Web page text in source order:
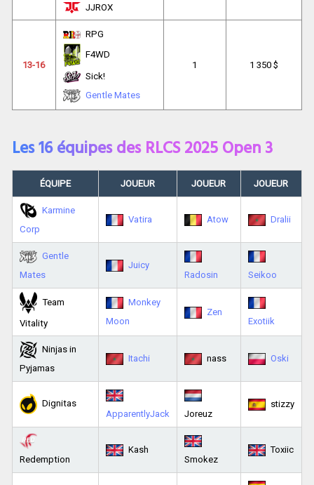
JJROX
13-16
RPG
F4WD
Sick!
Gentle Mates
1 1 350 $
Les 16 équipes des RLCS 2025 Open 3
ÉQUIPE JOUEUR JOUEUR JOUEUR
Karmine
Corp
Vatira Atow Dralii
Gentle
Mates
Juicy
Radosin
Seikoo
Team
Vitality
Monkey
Moon
Zen
Exotiik
Ninjas in
Pyjamas
Itachi nass Oski
Dignitas
ApparentlyJack
Joreuz
stizzy
Redemption
Kash
Smokez
Toxiic